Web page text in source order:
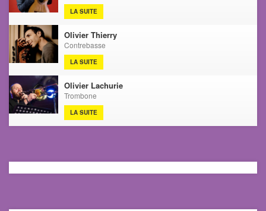
LA SUITE
Olivier Thierry
Contrebasse
LA SUITE
Olivier Lachurie
Trombone
LA SUITE